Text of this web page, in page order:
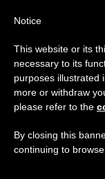
Bolivia:
azotar a
Aviso
Del 27 de
anual,
se generan
Notice
This website or its
necessary to its
purposes illustrated
more or withdraw
please refer to the
By closing this
continuing to